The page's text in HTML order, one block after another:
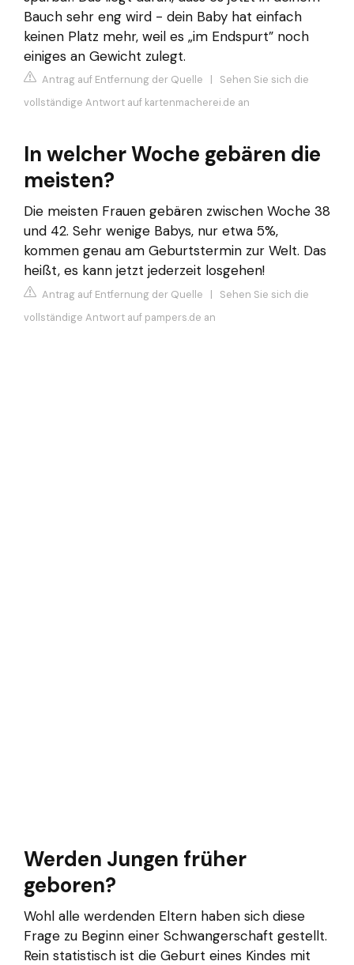
Bauch sehr eng wird - dein Baby hat einfach
keinen Platz mehr, weil es „im Endspurt” noch
einiges an Gewicht zulegt.
Antrag auf Entfernung der Quelle | Sehen Sie sich die
vollständige Antwort auf kartenmacherei.de an
In welcher Woche gebären die
meisten?
Die meisten Frauen gebären zwischen Woche 38
und 42. Sehr wenige Babys, nur etwa 5%,
kommen genau am Geburtstermin zur Welt. Das
heißt, es kann jetzt jederzeit losgehen!
Antrag auf Entfernung der Quelle | Sehen Sie sich die
vollständige Antwort auf pampers.de an
Werden Jungen früher
geboren?
Wohl alle werdenden Eltern haben sich diese
Frage zu Beginn einer Schwangerschaft gestellt.
Rein statistisch ist die Geburt eines Kindes mit